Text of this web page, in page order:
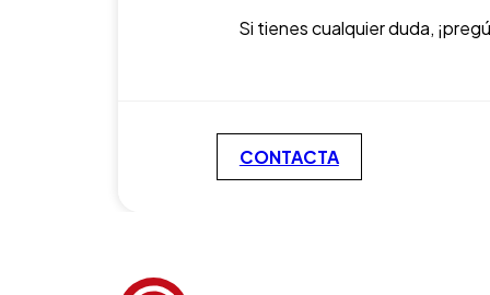
Si tienes cualquier duda,
CONTACTA